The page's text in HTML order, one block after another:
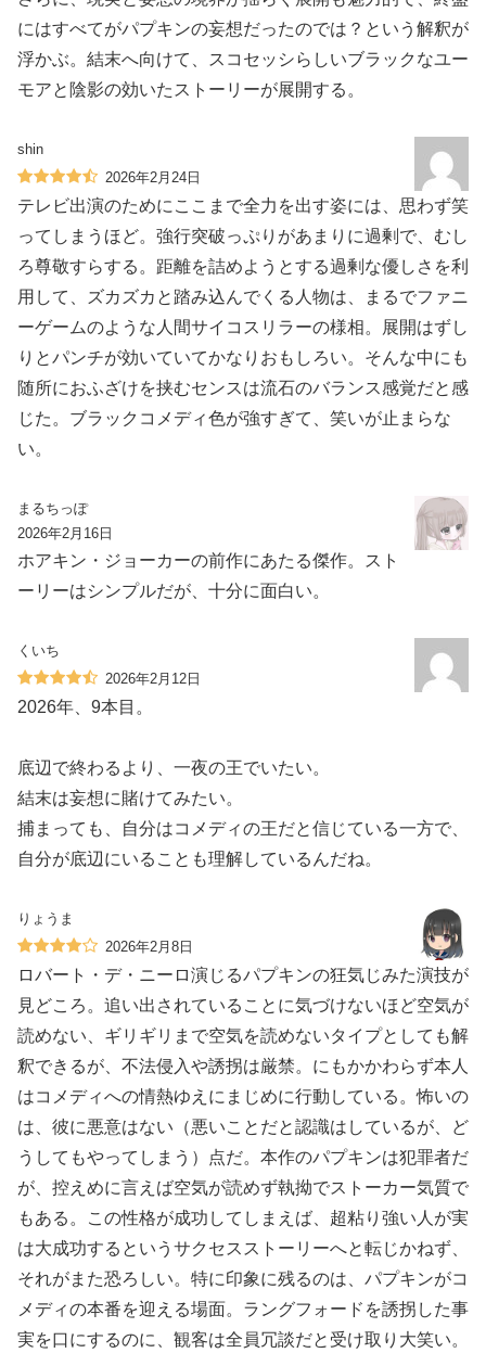
にはすべてがパプキンの妄想だったのでは？という解釈が
浮かぶ。結末へ向けて、スコセッシらしいブラックなユー
モアと陰影の効いたストーリーが展開する。
shin
2026年2月24日
テレビ出演のためにここまで全力を出す姿には、思わず笑
ってしまうほど。強行突破っぷりがあまりに過剰で、むし
ろ尊敬すらする。距離を詰めようとする過剰な優しさを利
用して、ズカズカと踏み込んでくる人物は、まるでファニ
ーゲームのような人間サイコスリラーの様相。展開はずし
りとパンチが効いていてかなりおもしろい。そんな中にも
随所におふざけを挟むセンスは流石のバランス感覚だと感
じた。ブラックコメディ色が強すぎて、笑いが止まらな
い。
まるちっぽ
2026年2月16日
ホアキン・ジョーカーの前作にあたる傑作。スト
ーリーはシンプルだが、十分に面白い。
くいち
2026年2月12日
2026年、9本目。
底辺で終わるより、一夜の王でいたい。
結末は妄想に賭けてみたい。
捕まっても、自分はコメディの王だと信じている一方で、
自分が底辺にいることも理解しているんだね。
りょうま
2026年2月8日
ロバート・デ・ニーロ演じるパプキンの狂気じみた演技が
見どころ。追い出されていることに気づけないほど空気が
読めない、ギリギリまで空気を読めないタイプとしても解
釈できるが、不法侵入や誘拐は厳禁。にもかかわらず本人
はコメディへの情熱ゆえにまじめに行動している。怖いの
は、彼に悪意はない（悪いことだと認識はしているが、ど
うしてもやってしまう）点だ。本作のパプキンは犯罪者だ
が、控えめに言えば空気が読めず執拗でストーカー気質で
もある。この性格が成功してしまえば、超粘り強い人が実
は大成功するというサクセスストーリーへと転じかねず、
それがまた恐ろしい。特に印象に残るのは、パプキンがコ
メディの本番を迎える場面。ラングフォードを誘拐した事
実を口にするのに、観客は全員冗談だと受け取り大笑い。